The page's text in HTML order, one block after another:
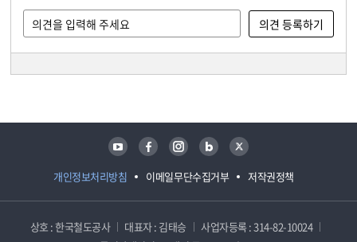
개인정보처리방침 이메일무단수집거부 저작권정책
유튜브 페이스북 인스타그램 블로그 트위터
상호 : 한국철도공사 대표자 : 김태승
사업자등록 : 314-82-10024